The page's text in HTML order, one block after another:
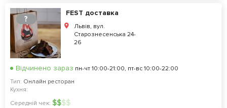
?
FEST доставка
Львів, вул.
Старознесенська 24-
26
Відчинено зараз пн-чт 10:00-21:00, пт-вс 10:00-22:00
Тип: Онлайн ресторан
Кухня:
Середній чек: $$$$